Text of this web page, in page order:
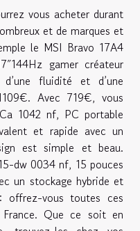
vous acheter durant
et de marques et
le MSI Bravo 17A4
gamer créateur
fluidité et d’une
Avec 719€, vous
1042 nf, PC portable
et rapide avec un
est simple et beau.
dw 0034 nf, 15 pouces
un stockage hybride et
offrez-vous toutes ces
France. Que ce soit en